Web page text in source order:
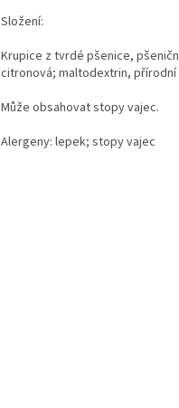
Složení:
Krupice z tvrdé pšenice,
citronová; maltodextrin,
Může obsahovat stopy vajec.
Alergeny: lepek; stopy vajec